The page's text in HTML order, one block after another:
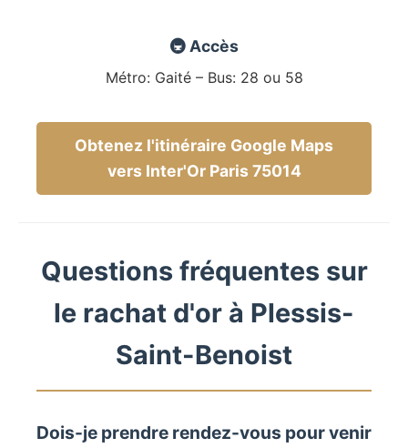
🚇 Accès
Métro: Gaité – Bus: 28 ou 58
Obtenez l'itinéraire Google Maps
vers Inter'Or Paris 75014
Questions fréquentes sur
le rachat d'or à Plessis-
Saint-Benoist
Dois-je prendre rendez-vous pour venir